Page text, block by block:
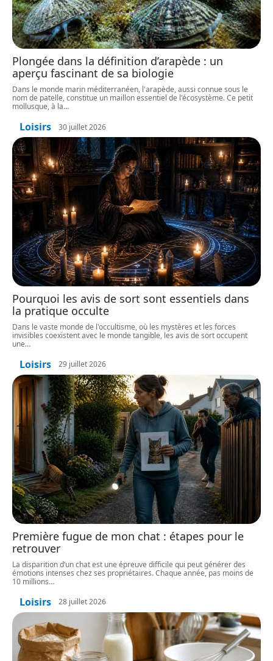
Plongée dans la définition d’arapède : un
aperçu fascinant de sa biologie
Dans le monde marin méditerranéen, l'arapède, aussi connue sous le
nom de patelle, constitue un maillon essentiel de l'écosystème. Ce petit
mollusque, à la…
Loisirs 30 juillet 2026
Pourquoi les avis de sort sont essentiels dans
la pratique occulte
Dans le vaste monde de l'occultisme, où les mystères et les forces
invisibles coexistent avec le monde tangible, les avis de sort occupent
une…
Loisirs 29 juillet 2026
Première fugue de mon chat : étapes pour le
retrouver
La disparition d’un chat est une épreuve difficile qui peut générer des
émotions intenses chez ses propriétaires. Chaque année, pas moins de
10 millions…
Loisirs 28 juillet 2026